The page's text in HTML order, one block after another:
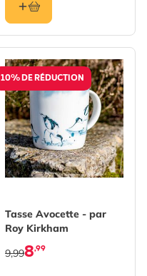
10% DE RÉDUCTION
Tasse Avocette - par
Roy Kirkham
8,99
9,99